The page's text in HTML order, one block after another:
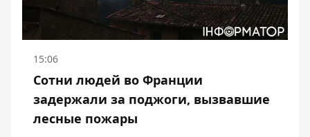
15:06
Сотни людей во Франции
задержали за поджоги, вызвавшие
лесные пожары